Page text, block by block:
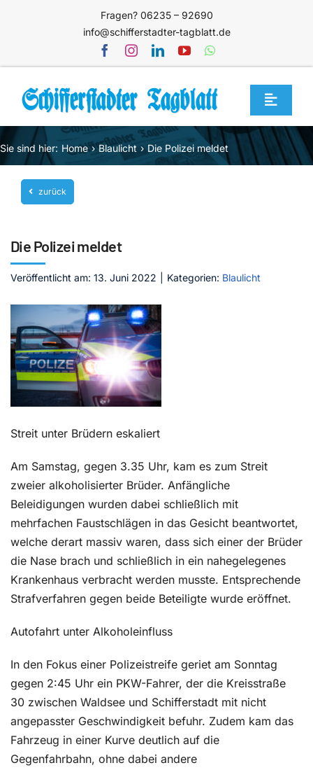
Fragen? 06235 – 92690
info@schifferstadter-tagblatt.de
Toggle
Home
Themen
Blog
Service
Mediathek
Jetzt abonnieren
Kontakt
Sie sind hier: Home Blaulicht Die Polizei meldet
zurück
Die Polizei meldet
Veröffentlicht am: 13. Juni 2022 Kategorien: Blaulicht
Streit unter Brüdern eskaliert
Am Samstag, gegen 3.35 Uhr, kam es zum Streit
zweier alkoholisierter Brüder. Anfängliche
Beleidigungen wurden dabei schließlich mit
mehrfachen Faustschlägen in das Gesicht beantwortet,
welche derart massiv waren, dass sich einer der Brüder
die Nase brach und schließlich in ein nahegelegenes
Krankenhaus verbracht werden musste. Entsprechende
Strafverfahren gegen beide Beteiligte wurde eröffnet.
Autofahrt unter Alkoholeinfluss
In den Fokus einer Polizeistreife geriet am Sonntag
gegen 2:45 Uhr ein PKW-Fahrer, der die Kreisstraße
30 zwischen Waldsee und Schifferstadt mit nicht
angepasster Geschwindigkeit befuhr. Zudem kam das
Fahrzeug in einer Kurve deutlich auf die
Gegenfahrbahn, ohne dabei andere